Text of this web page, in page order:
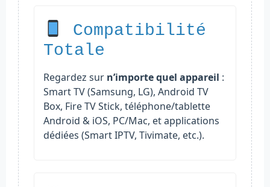
Compatibilité
Totale
Regardez sur n’importe quel appareil :
Smart TV (Samsung, LG), Android TV
Box, Fire TV Stick, téléphone/tablette
Android & iOS, PC/Mac, et applications
dédiées (Smart IPTV, Tivimate, etc.).